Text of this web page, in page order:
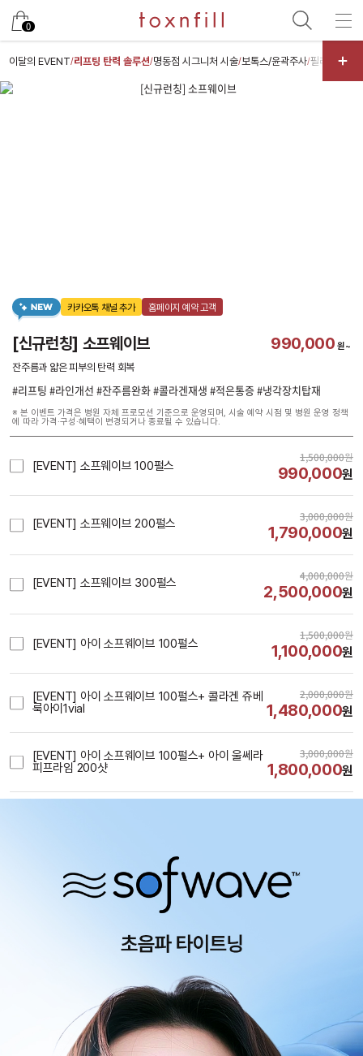
0
이달의 EVENT/리프팅 탄력 솔루션/명동점 시그니처 시술/보톡스/윤곽주사/필러/특수부
카카오톡 채널 추가 홈페이지 예약 고객
[신규런칭] 소프웨이브 990,000 원~
카카
잔주름과 얇은 피부의 탄력 회복
#리프팅 #라인개선 #잔주름완화 #콜라겐재생 #적은통증 #냉각장치탑재
※ 본 이벤트 가격은 병원 자체 프로모션 기준으로 운영되며, 시술 예약 시점 및 병원 운영 정책
에 따라 가격·구성·혜택이 변경되거나 종료될 수 있습니다.
[EVENT] 소프웨이브 100펄스
1,500,000원
990,000원
[EVENT] 소프웨이브 200펄스 3,000,000원
1,790,000원
[EVENT] 소프웨이브 300펄스 4,000,000원
2,500,000원
[EVENT] 아이 소프웨이브 100펄스
1,500,000원
1,100,000원
[EVENT] 아이 소프웨이브 100펄스+ 콜라겐 쥬베
룩아이1vial
2,000,000원
1,480,000원
[EVENT] 아이 소프웨이브 100펄스+ 아이 울쎄라
피프라임 200샷
3,000,000원
1,800,000원